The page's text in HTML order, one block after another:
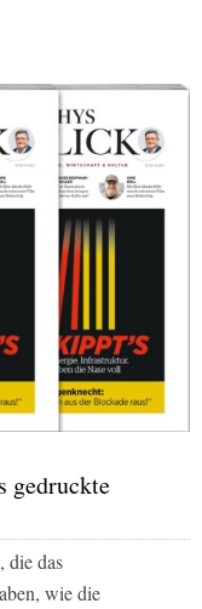
gedruckte
die das
wie die